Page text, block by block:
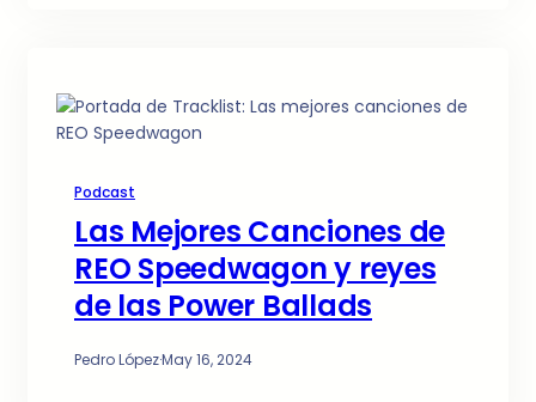
Podcast
Las Mejores Canciones de
REO Speedwagon y reyes
de las Power Ballads
Pedro López·May 16, 2024